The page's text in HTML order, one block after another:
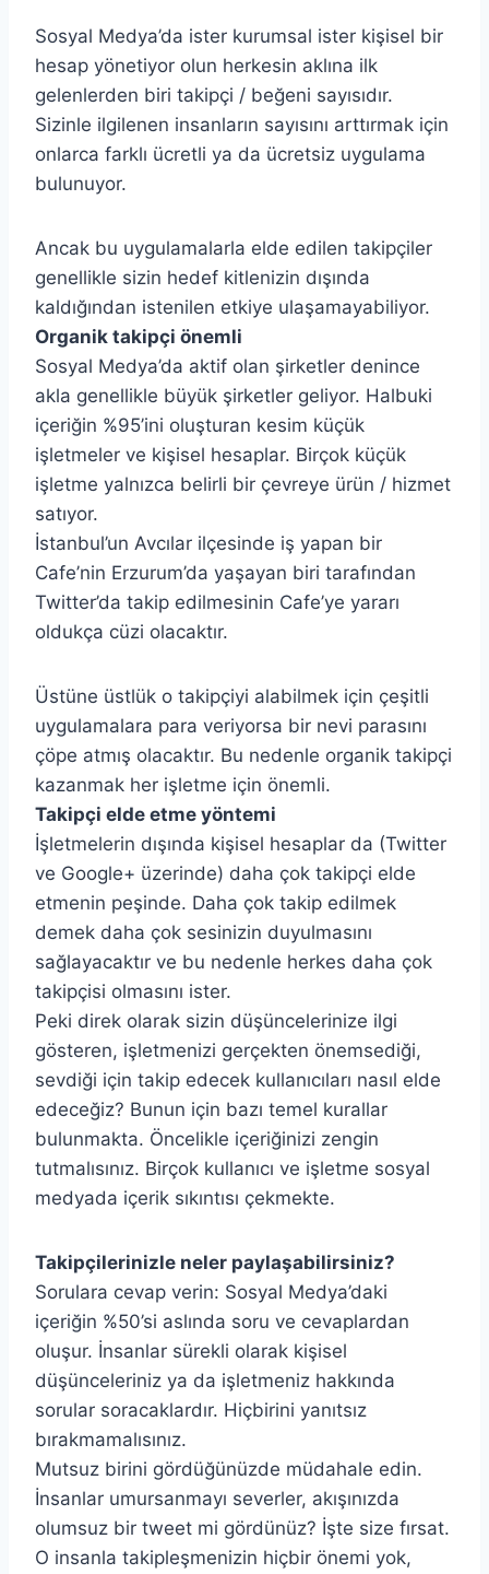
Sosyal Medya’da ister kurumsal ister kişisel bir
hesap yönetiyor olun herkesin aklına ilk
gelenlerden biri takipçi / beğeni sayısıdır.
Sizinle ilgilenen insanların sayısını arttırmak için
onlarca farklı ücretli ya da ücretsiz uygulama
bulunuyor.
Ancak bu uygulamalarla elde edilen takipçiler
genellikle sizin hedef kitlenizin dışında
kaldığından istenilen etkiye ulaşamayabiliyor.
Organik takipçi önemli
Sosyal Medya’da aktif olan şirketler denince
akla genellikle büyük şirketler geliyor. Halbuki
içeriğin %95’ini oluşturan kesim küçük
işletmeler ve kişisel hesaplar. Birçok küçük
işletme yalnızca belirli bir çevreye ürün / hizmet
satıyor.
İstanbul’un Avcılar ilçesinde iş yapan bir
Cafe’nin Erzurum’da yaşayan biri tarafından
Twitter’da takip edilmesinin Cafe’ye yararı
oldukça cüzi olacaktır.
Üstüne üstlük o takipçiyi alabilmek için çeşitli
uygulamalara para veriyorsa bir nevi parasını
çöpe atmış olacaktır. Bu nedenle organik takipçi
kazanmak her işletme için önemli.
Takipçi elde etme yöntemi
İşletmelerin dışında kişisel hesaplar da (Twitter
ve Google+ üzerinde) daha çok takipçi elde
etmenin peşinde. Daha çok takip edilmek
demek daha çok sesinizin duyulmasını
sağlayacaktır ve bu nedenle herkes daha çok
takipçisi olmasını ister.
Peki direk olarak sizin düşüncelerinize ilgi
gösteren, işletmenizi gerçekten önemsediği,
sevdiği için takip edecek kullanıcıları nasıl elde
edeceğiz? Bunun için bazı temel kurallar
bulunmakta. Öncelikle içeriğinizi zengin
tutmalısınız. Birçok kullanıcı ve işletme sosyal
medyada içerik sıkıntısı çekmekte.
Takipçilerinizle neler paylaşabilirsiniz?
Sorulara cevap verin: Sosyal Medya’daki
içeriğin %50’si aslında soru ve cevaplardan
oluşur. İnsanlar sürekli olarak kişisel
düşünceleriniz ya da işletmeniz hakkında
sorular soracaklardır. Hiçbirini yanıtsız
bırakmamalısınız.
Mutsuz birini gördüğünüzde müdahale edin.
İnsanlar umursanmayı severler, akışınızda
olumsuz bir tweet mi gördünüz? İşte size fırsat.
O insanla takipleşmenizin hiçbir önemi yok,